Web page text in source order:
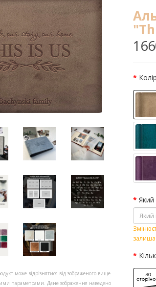
може відрізнятися від зображеного вище
параметрами. Дане зображення наведено
Який